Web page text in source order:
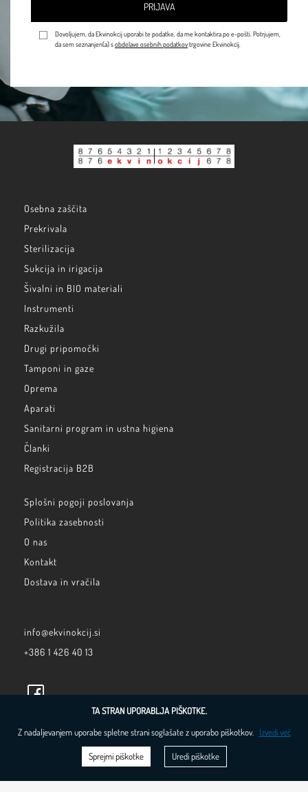
PRIJAVA
Dovoljujem, da Ekvinokcij uporabi te podatke, da me kontaktira po e-pošti. Potrjujem,
da sem seznanjen(a) sobdelave osebnih podatkovtrgovine Ekvinokcij.
Osebna zaščita
Prekrivala
Sterilizacija
Sukcija in irigacija
Šivalni in BIO materiali
Instrumenti
Razkužila
Drugi pripomočki
Tamponi in gaze
Oprema
Aparati
Sanitarni program in ustna higiena
Članki
Registracija B2B
Splošni pogoji poslovanja
Politika zasebnosti
O nas
Kontakt
Dostava in vračila
info@ekvinokcij.si
+386 1 426 40 13
Razvoj rešitve bplanet d.o.o.
TA STRAN UPORABLJA PIŠKOTKE.
Z nadaljevanjem uporabe spletne strani soglašate z uporabo piškotkov.
Izvedi več
Sprejmi piškotke Uredi piškotke